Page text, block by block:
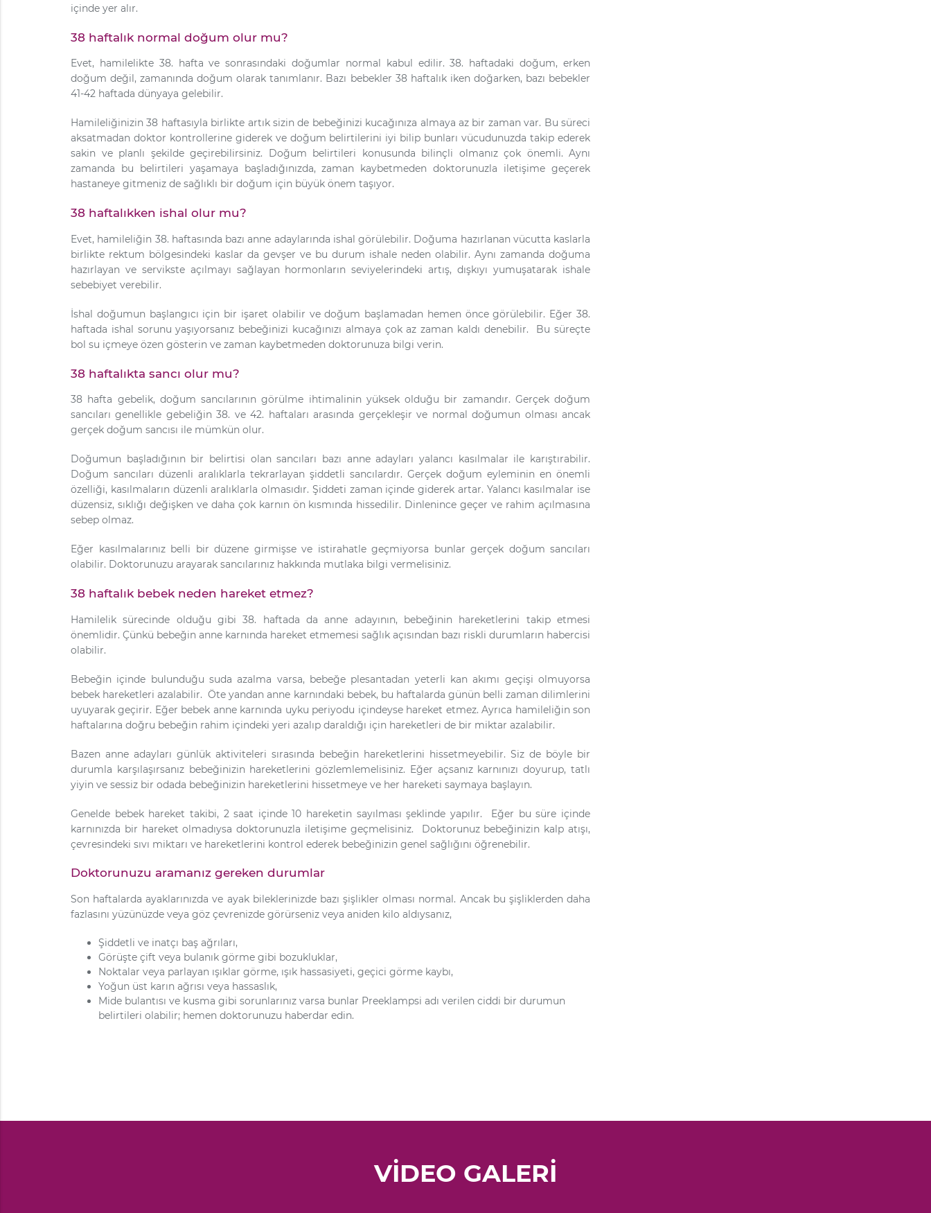
içinde yer alır.
38 haftalık normal doğum olur mu?
Evet, hamilelikte 38. hafta ve sonrasındaki doğumlar normal kabul edilir. 38. haftadaki doğum, erken
doğum değil, zamanında doğum olarak tanımlanır. Bazı bebekler 38 haftalık iken doğarken, bazı bebekler
41-42 haftada dünyaya gelebilir.
Hamileliğinizin 38 haftasıyla birlikte artık sizin de bebeğinizi kucağınıza almaya az bir zaman var. Bu süreci
aksatmadan doktor kontrollerine giderek ve doğum belirtilerini iyi bilip bunları vücudunuzda takip ederek
sakin ve planlı şekilde geçirebilirsiniz. Doğum belirtileri konusunda bilinçli olmanız çok önemli. Aynı
zamanda bu belirtileri yaşamaya başladığınızda, zaman kaybetmeden doktorunuzla iletişime geçerek
hastaneye gitmeniz de sağlıklı bir doğum için büyük önem taşıyor.
38 haftalıkken ishal olur mu?
Evet, hamileliğin 38. haftasında bazı anne adaylarında ishal görülebilir. Doğuma hazırlanan vücutta kaslarla
birlikte rektum bölgesindeki kaslar da gevşer ve bu durum ishale neden olabilir. Aynı zamanda doğuma
hazırlayan ve servikste açılmayı sağlayan hormonların seviyelerindeki artış, dışkıyı yumuşatarak ishale
sebebiyet verebilir.
İshal doğumun başlangıcı için bir işaret olabilir ve doğum başlamadan hemen önce görülebilir. Eğer 38.
haftada ishal sorunu yaşıyorsanız bebeğinizi kucağınızı almaya çok az zaman kaldı denebilir. Bu süreçte
bol su içmeye özen gösterin ve zaman kaybetmeden doktorunuza bilgi verin.
38 haftalıkta sancı olur mu?
38 hafta gebelik, doğum sancılarının görülme ihtimalinin yüksek olduğu bir zamandır. Gerçek doğum
sancıları genellikle gebeliğin 38. ve 42. haftaları arasında gerçekleşir ve normal doğumun olması ancak
gerçek doğum sancısı ile mümkün olur.
Doğumun başladığının bir belirtisi olan sancıları bazı anne adayları yalancı kasılmalar ile karıştırabilir.
Doğum sancıları düzenli aralıklarla tekrarlayan şiddetli sancılardır. Gerçek doğum eyleminin en önemli
özelliği, kasılmaların düzenli aralıklarla olmasıdır. Şiddeti zaman içinde giderek artar. Yalancı kasılmalar ise
düzensiz, sıklığı değişken ve daha çok karnın ön kısmında hissedilir. Dinlenince geçer ve rahim açılmasına
sebep olmaz.
Eğer kasılmalarınız belli bir düzene girmişse ve istirahatle geçmiyorsa bunlar gerçek doğum sancıları
olabilir. Doktorunuzu arayarak sancılarınız hakkında mutlaka bilgi vermelisiniz.
38 haftalık bebek neden hareket etmez?
Hamilelik sürecinde olduğu gibi 38. haftada da anne adayının, bebeğinin hareketlerini takip etmesi
önemlidir. Çünkü bebeğin anne karnında hareket etmemesi sağlık açısından bazı riskli durumların habercisi
olabilir.
Bebeğin içinde bulunduğu suda azalma varsa, bebeğe plesantadan yeterli kan akımı geçişi olmuyorsa
bebek hareketleri azalabilir. Öte yandan anne karnındaki bebek, bu haftalarda günün belli zaman dilimlerini
uyuyarak geçirir. Eğer bebek anne karnında uyku periyodu içindeyse hareket etmez. Ayrıca hamileliğin son
haftalarına doğru bebeğin rahim içindeki yeri azalıp daraldığı için hareketleri de bir miktar azalabilir.
Bazen anne adayları günlük aktiviteleri sırasında bebeğin hareketlerini hissetmeyebilir. Siz de böyle bir
durumla karşılaşırsanız bebeğinizin hareketlerini gözlemlemelisiniz. Eğer açsanız karnınızı doyurup, tatlı
yiyin ve sessiz bir odada bebeğinizin hareketlerini hissetmeye ve her hareketi saymaya başlayın.
Genelde bebek hareket takibi, 2 saat içinde 10 hareketin sayılması şeklinde yapılır. Eğer bu süre içinde
karnınızda bir hareket olmadıysa doktorunuzla iletişime geçmelisiniz. Doktorunuz bebeğinizin kalp atışı,
çevresindeki sıvı miktarı ve hareketlerini kontrol ederek bebeğinizin genel sağlığını öğrenebilir.
Doktorunuzu aramanız gereken durumlar
Son haftalarda ayaklarınızda ve ayak bileklerinizde bazı şişlikler olması normal. Ancak bu şişliklerden daha
fazlasını yüzünüzde veya göz çevrenizde görürseniz veya aniden kilo aldıysanız,
Şiddetli ve inatçı baş ağrıları,
Görüşte çift veya bulanık görme gibi bozukluklar,
Noktalar veya parlayan ışıklar görme, ışık hassasiyeti, geçici görme kaybı,
Yoğun üst karın ağrısı veya hassaslık,
Mide bulantısı ve kusma gibi sorunlarınız varsa bunlar Preeklampsi adı verilen ciddi bir durumun
belirtileri olabilir; hemen doktorunuzu haberdar edin.
VİDEO GALERİ